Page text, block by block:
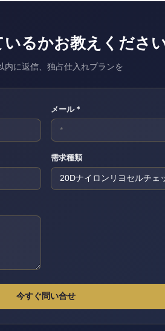
いるかお教えくださ
内に返信、独占仕入れプランを
メール *
需求種類
今すぐ問い合せ